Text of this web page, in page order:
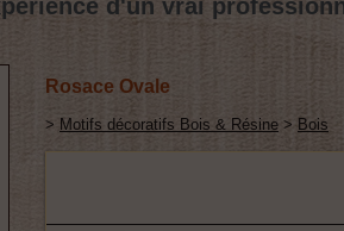
d'un vrai
Rosace Ovale
> Motifs décoratifs Bois & Résine > Bois